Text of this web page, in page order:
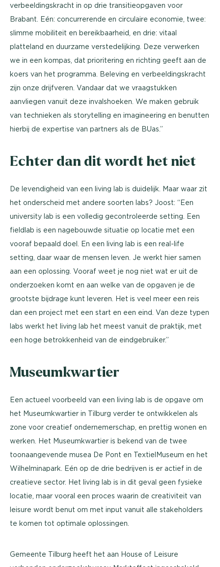
verbeeldingskracht in op drie transitieopgaven voor
Brabant. Eén: concurrerende en circulaire economie, twee:
slimme mobiliteit en bereikbaarheid, en drie: vitaal
platteland en duurzame verstedelijking. Deze verwerken
we in een kompas, dat prioritering en richting geeft aan de
koers van het programma. Beleving en verbeeldingskracht
zijn onze drijfveren. Vandaar dat we vraagstukken
aanvliegen vanuit deze invalshoeken. We maken gebruik
van technieken als storytelling en imagineering en benutten
hierbij de expertise van partners als de BUas.”
Echter dan dit wordt het niet
De levendigheid van een living lab is duidelijk. Maar waar zit
het onderscheid met andere soorten labs? Joost: “Een
university lab is een volledig gecontroleerde setting. Een
fieldlab is een nagebouwde situatie op locatie met een
vooraf bepaald doel. En een living lab is een real-life
setting, daar waar de mensen leven. Je werkt hier samen
aan een oplossing. Vooraf weet je nog niet wat er uit de
onderzoeken komt en aan welke van de opgaven je de
grootste bijdrage kunt leveren. Het is veel meer een reis
dan een project met een start en een eind. Van deze typen
labs werkt het living lab het meest vanuit de praktijk, met
een hoge betrokkenheid van de eindgebruiker.”
Museumkwartier
Een actueel voorbeeld van een living lab is de opgave om
het Museumkwartier in Tilburg verder te ontwikkelen als
zone voor creatief ondernemerschap, en prettig wonen en
werken. Het Museumkwartier is bekend van de twee
toonaangevende musea De Pont en TextielMuseum en het
Wilhelminapark. Eén op de drie bedrijven is er actief in de
creatieve sector. Het living lab is in dit geval geen fysieke
locatie, maar vooral een proces waarin de creativiteit van
leisure wordt benut om met input vanuit alle stakeholders
te komen tot optimale oplossingen.
Gemeente Tilburg heeft het aan House of Leisure